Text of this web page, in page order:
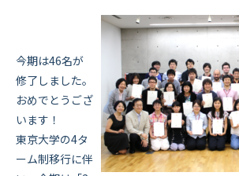
今期は46名が
修了しました。
おめでとうござ
います！
東京大学の4タ
ーム制移行に伴